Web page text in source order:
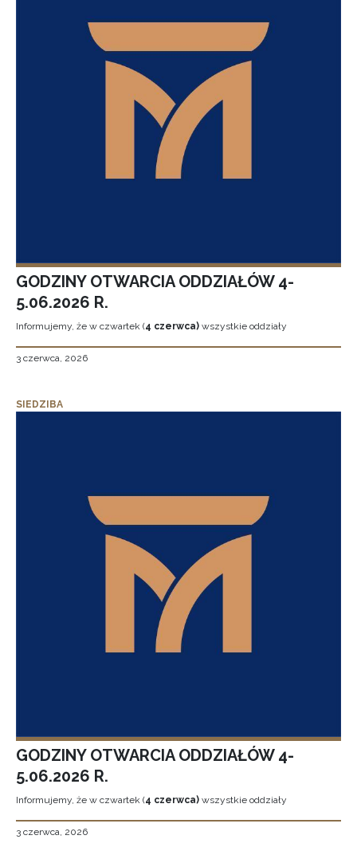
GODZINY OTWARCIA ODDZIAŁÓW 4-
5.06.2026 R.
Informujemy, że w czwartek (4 czerwca) wszystkie oddziały
3 czerwca, 2026
SIEDZIBA
GODZINY OTWARCIA ODDZIAŁÓW 4-
5.06.2026 R.
Informujemy, że w czwartek (4 czerwca) wszystkie oddziały
3 czerwca, 2026